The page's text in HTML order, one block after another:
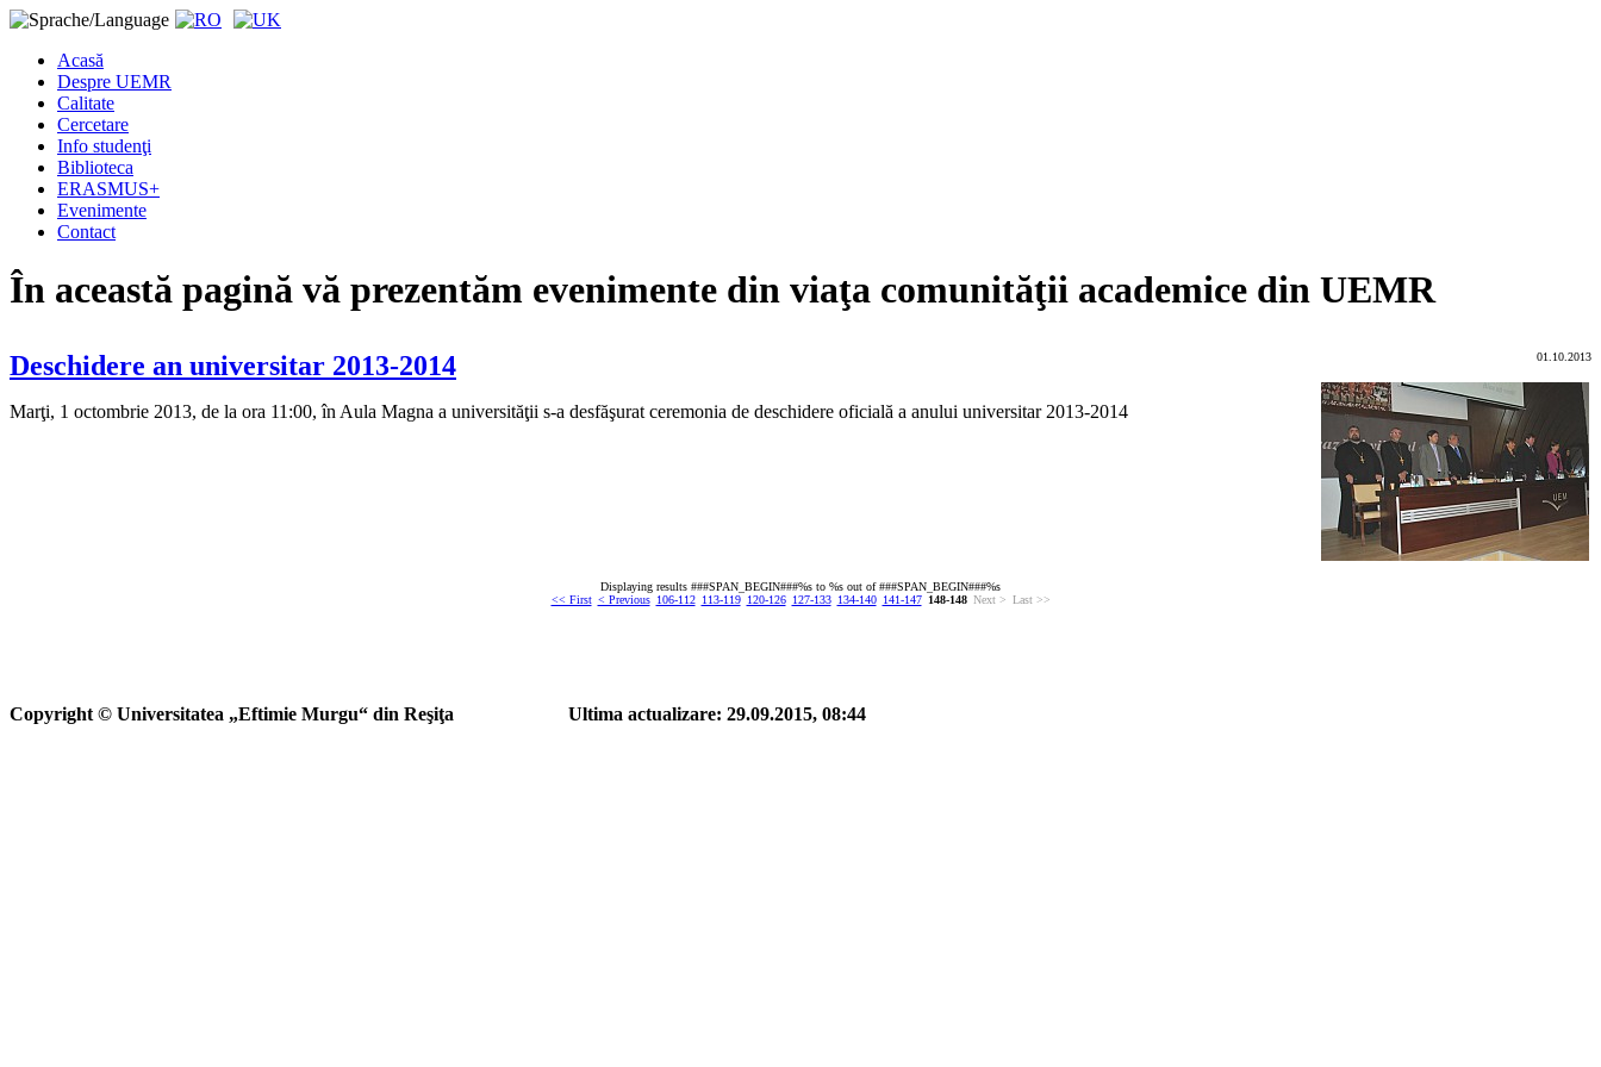
Acasă
Despre UEMR
Calitate
Cercetare
Info studenţi
Biblioteca
ERASMUS+
Evenimente
Contact
În această pagină vă prezentăm evenimente din viaţa comunităţii academice din UEMR
01.10.2013
Deschidere an universitar 2013-2014
Marţi, 1 octombrie 2013, de la ora 11:00, în Aula Magna a universităţii s-a desfăşurat ceremonia de deschidere oficială a anului universitar 2013-2014
Displaying results ###SPAN_BEGIN###%s to %s out of ###SPAN_BEGIN###%s
<< First < Previous 106-112 113-119 120-126 127-133 134-140 141-147 148-148 Next > Last >>
Copyright © Universitatea „Eftimie Murgu“ din Reşiţa Ultima actualizare: 29.09.2015, 08:44